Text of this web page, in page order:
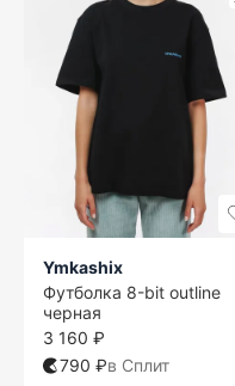
Ymkashix
Футболка 8-bit outline
черная
3 160 ₽
790 ₽в Сплит